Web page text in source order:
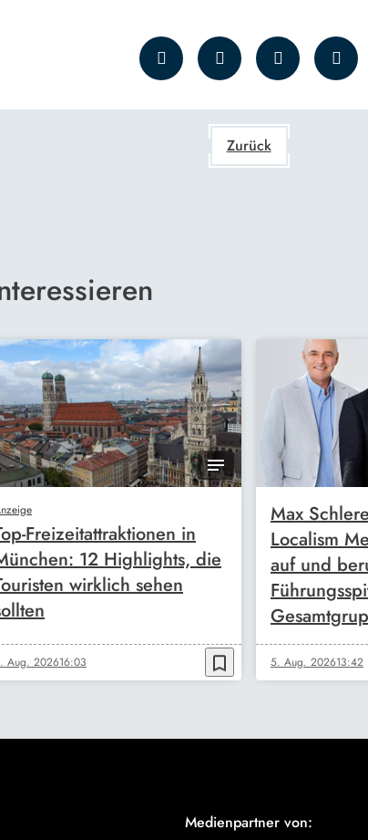
Zurück
Freizeitattraktionen in
12 Highlights, die
wirklich sehen
Aug. 202616:03 bookmark_border
Max
Localism
auf und
5. Aug. 202613:42
Medienpartner von: